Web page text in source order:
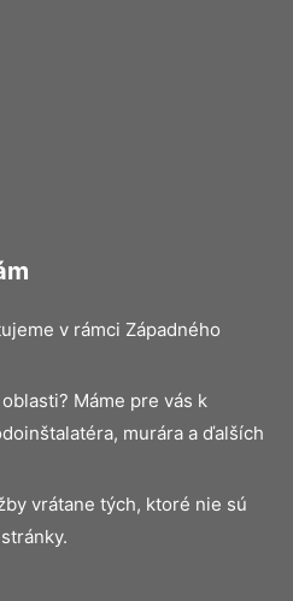
v rámci Západného
Máme pre vás k
murára a ďalších
vrátane tých, ktoré nie sú